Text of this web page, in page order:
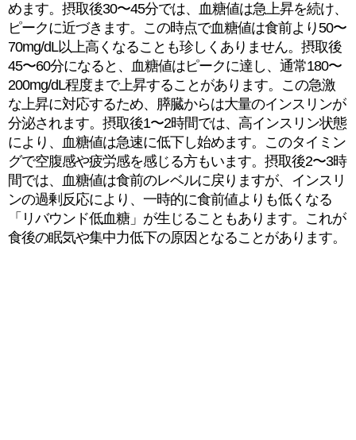
めます。摂取後30〜45分では、血糖値は急上昇を続け、
ピークに近づきます。この時点で血糖値は食前より50〜
70mg/dL以上高くなることも珍しくありません。摂取後
45〜60分になると、血糖値はピークに達し、通常180〜
200mg/dL程度まで上昇することがあります。この急激
な上昇に対応するため、膵臓からは大量のインスリンが
分泌されます。摂取後1〜2時間では、高インスリン状態
により、血糖値は急速に低下し始めます。このタイミン
グで空腹感や疲労感を感じる方もいます。摂取後2〜3時
間では、血糖値は食前のレベルに戻りますが、インスリ
ンの過剰反応により、一時的に食前値よりも低くなる
「リバウンド低血糖」が生じることもあります。これが
食後の眠気や集中力低下の原因となることがあります。